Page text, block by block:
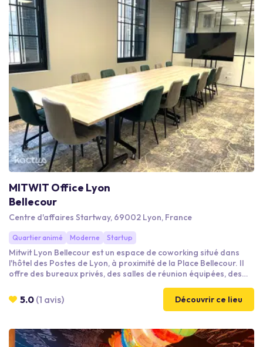
MITWIT Office Lyon
Bellecour
Centre d'affaires Startway, 69002 Lyon, France
Quartier animé Moderne Startup
Mitwit Lyon Bellecour est un espace de coworking situé dans
l'hôtel des Postes de Lyon, à proximité de la Place Bellecour. Il
offre des bureaux privés, des salles de réunion équipées, des
membres bénéficient d'une connexion internet haut débit, d'une
imprimante et d'une cuisine équipée. Cet espace est idéal pour
expansion.
5.0 (1 avis) Découvrir ce lieu